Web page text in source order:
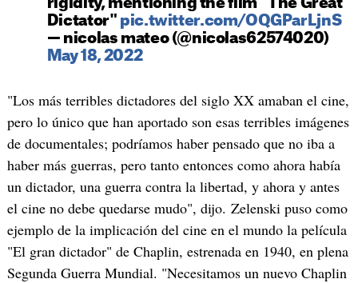
rigidity, mentioning the film "The Great
Dictator" pic.twitter.com/OQGParLjnS
— nicolas mateo (@nicolas62574020)
May 18, 2022
"Los más terribles dictadores del siglo XX amaban el cine,
pero lo único que han aportado son esas terribles imágenes
de documentales; podríamos haber pensado que no iba a
haber más guerras, pero tanto entonces como ahora había
un dictador, una guerra contra la libertad, y ahora y antes
el cine no debe quedarse mudo", dijo. Zelenski puso como
ejemplo de la implicación del cine en el mundo la película
"El gran dictador" de Chaplin, estrenada en 1940, en plena
Segunda Guerra Mundial. "Necesitamos un nuevo Chaplin